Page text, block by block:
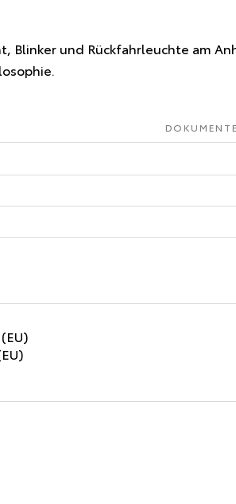
und Rückfahrleuchte am
DOKUMENTE